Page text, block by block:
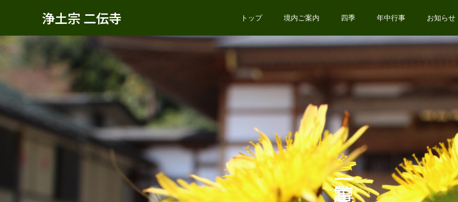
浄土宗 二伝寺 トップ 境内ご案内 四季 年中行事 お知らせ